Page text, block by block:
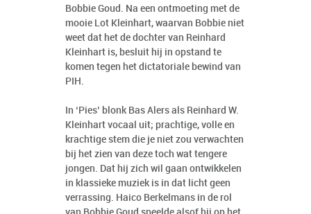
Bobbie Goud. Na een ontmoeting met de
mooie Lot Kleinhart, waarvan Bobbie niet
weet dat het de dochter van Reinhard
Kleinhart is, besluit hij in opstand te
komen tegen het dictatoriale bewind van
PIH.
In ‘Pies’ blonk Bas Alers als Reinhard W.
Kleinhart vocaal uit; prachtige, volle en
krachtige stem die je niet zou verwachten
bij het zien van deze toch wat tengere
jongen. Dat hij zich wil gaan ontwikkelen
in klassieke muziek is in dat licht geen
verrassing. Haico Berkelmans in de rol